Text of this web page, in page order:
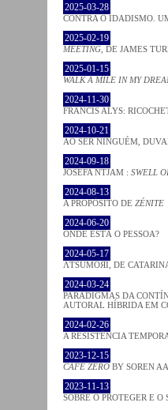
2025-03-28
CONTRA O IDADISMO.
2025-02-19
MEETING , DE JAMES
2025-01-15
WALK A MILE IN MY
2024-11-30
FRANCIS ALYS:
2024-10-21
AO SER NINGUÉM,
2024-09-18
JOSÈFA NTJAM : SWELL
2024-08-13
A PROPÓSITO DE ZÉNITE
2024-06-20
ONDE ESTÁ O PESSOA?
2024-05-17
ΛƬSUMOЯI, DE
2024-03-24
PARADIGMAS DA
AUTORAL HÍBRIDA EM
2024-02-26
A RESISTÊNCIA
2023-12-15
CAFE ZERO BY SOREN
2023-11-13
SOBRE O PROTEGER E